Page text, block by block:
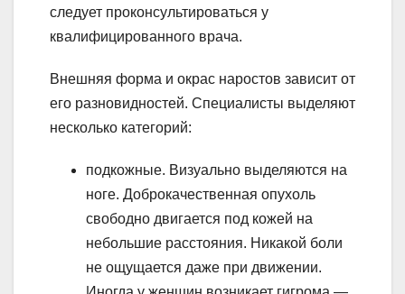
следует проконсультироваться у
квалифицированного врача.
Внешняя форма и окрас наростов зависит от
его разновидностей. Специалисты выделяют
несколько категорий:
подкожные. Визуально выделяются на
ноге. Доброкачественная опухоль
свободно двигается под кожей на
небольшие расстояния. Никакой боли
не ощущается даже при движении.